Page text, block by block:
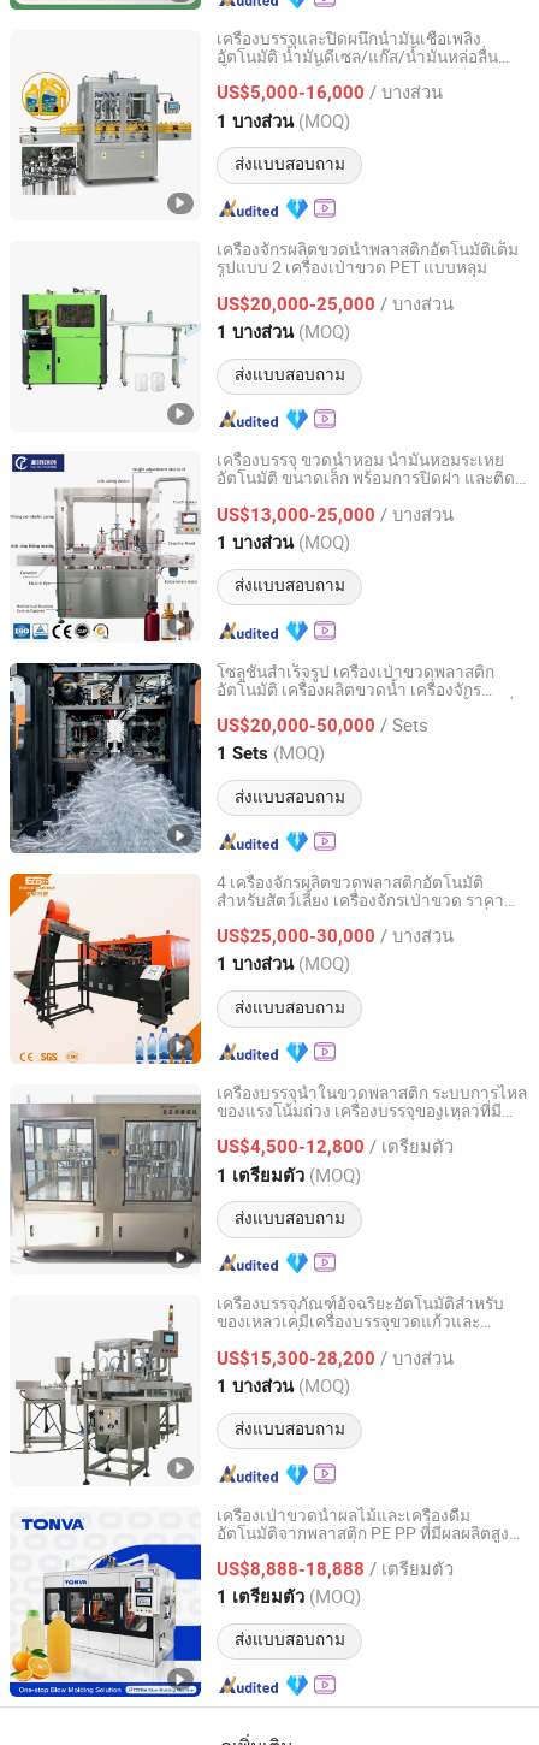
เครื่องบรรจุและปิดผนึกน้ำมันเชื้อเพลิง
อัตโนมัติ น้ำมันดีเซล/แก๊ส/น้ำมันหล่อลื่น
US$5,000-16,000 / บางส่วน
1 บางส่วน (MOQ)
ส่งแบบสอบถาม
Shanghai Paixie Packing Machinery Co., Ltd.
Shanghai, China อัตราจาก 2022
เครื่องจักรผลิตขวดน้ำพลาสติกอัตโนมัติเต็ม
รูปแบบ 2 เครื่องเป่าขวด PET แบบหลุม
US$20,000-25,000 / บางส่วน
1 บางส่วน (MOQ)
ส่งแบบสอบถาม
Taizhou Pairui Packaging Machinery Co., Ltd.
Zhejiang, China อัตราจาก 2024
เครื่องบรรจุ ขวดน้ำหอม น้ำมันหอมระเหย
อัตโนมัติ ขนาดเล็ก พร้อมการปิดฝา และติด
US$13,000-25,000 / บางส่วน
1 บางส่วน (MOQ)
ส่งแบบสอบถาม
Shanghai Paixie Packing Machinery Co., Ltd.
Shanghai, China อัตราจาก 2022
โซลูชันสำเร็จรูป เครื่องเป่าขวดพลาสติก
อัตโนมัติ เครื่องผลิตขวดน้ำ เครื่องจักร
ต้นจนจบ
US$20,000-50,000 / Sets
1 Sets (MOQ)
ส่งแบบสอบถาม
Zhangjiagang Eceng Machinery Co., Ltd.
Jiangsu, China อัตราจาก 2008
4 เครื่องจักรผลิตขวดพลาสติกอัตโนมัติ
สำหรับสัตว์เลี้ยง เครื่องจักรเป่าขวด ราคา
ดื่ม
US$25,000-30,000 / บางส่วน
1 บางส่วน (MOQ)
ส่งแบบสอบถาม
Zhangjiagang Eceng Machinery Co., Ltd.
Jiangsu, China อัตราจาก 2008
เครื่องบรรจุน้ำในขวดพลาสติก ระบบการไหล
ของแรงโน้มถ่วง เครื่องบรรจุของเหลวที่มี
US$4,500-12,800 / เตรียมตัว
1 เตรียมตัว (MOQ)
ส่งแบบสอบถาม
AudLong Machinery Manufacturing Co., Ltd.
Hubei, China อัตราจาก 2018
เครื่องบรรจุภัณฑ์อัจฉริยะอัตโนมัติสำหรับ
ของเหลวเคมีเครื่องบรรจุขวดแก้วและ
สำหรับแชมพูและยา
US$15,300-28,200 / บางส่วน
1 บางส่วน (MOQ)
ส่งแบบสอบถาม
Alpha-Pack (Heyuan) Co., Ltd.
Guangdong, China อัตราจาก 2007
เครื่องเป่าขวดน้ำผลไม้และเครื่องดื่ม
อัตโนมัติจากพลาสติก PE PP ที่มีผลผลิตสูง
US$8,888-18,888 / เตรียมตัว
1 เตรียมตัว (MOQ)
ส่งแบบสอบถาม
ZHEJIANG TONVA PLASTICS MACHINE CO., LTD.
Zhejiang, China อัตราจาก 2013